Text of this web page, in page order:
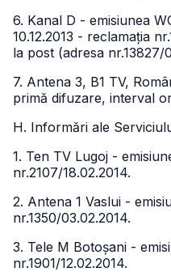
6. Kanal D - emisiunea
10.12.2013 - reclamația
la post (adresa nr.13827/
7. Antena 3, B1 TV,
primă difuzare, interval
H. Informări ale
1. Ten TV Lugoj -
nr.2107/18.02.2014.
2. Antena 1 Vaslui -
nr.1350/03.02.2014.
3. Tele M Botoșani -
nr.1901/12.02.2014.